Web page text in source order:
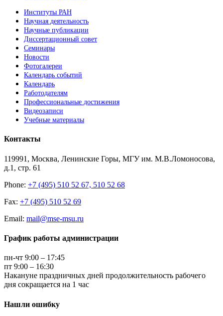
Институты РАН
Научная деятельность
Научные публикации
Диссертационный совет
Семинары
Новости
Фотогалереи
Календарь событий
Календарь
Работодателям
Профессиональные достижения
Видеозаписи
Учебные материалы
Контакты
119991, Москва, Ленинские Горы, МГУ им. М.В.Ломоносова,
д.1, стр. 61
Phone: +7 (495) 510 52 67, 510 52 68
Fax: +7 (495) 510 52 69
Email: mail@mse-msu.ru
График работы администрации
пн-чт 9:00 – 17:45
пт 9:00 – 16:30
Накануне праздничных дней продолжительность рабочего
дня сокращается на 1 час
Нашли ошибку